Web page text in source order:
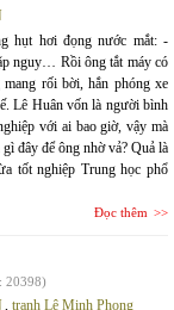
hụt hơi đọng nước mắt: -
nguy… Rồi ông tắt máy có
rối bời, hắn phóng xe
Lê Huân vốn là người bình
với ai bao giờ, vậy mà
đây để ông nhờ vả? Quả là
tốt nghiệp Trung học phổ
Đọc thêm
20398)
, tranh Lê Minh Phong